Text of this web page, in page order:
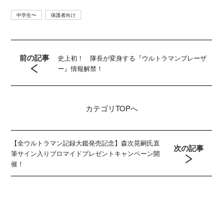
中学生〜 保護者向け
前の記事
史上初！ 隊長が変身する『ウルトラマンブレーザ
ー』情報解禁！
カテゴリTOPへ
【全ウルトラマン記録大鑑発売記念】森次晃嗣氏直
筆サイン入りブロマイドプレゼントキャンペーン開
催！
次の記事